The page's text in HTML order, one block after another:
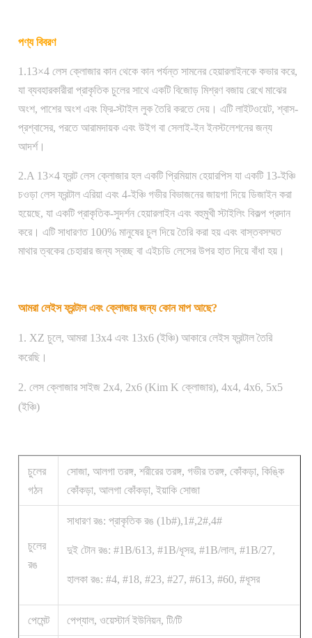
পণ্য বিবরণ
1.13×4 লেস ক্লোজার কান থেকে কান পর্যন্ত সামনের হেয়ারলাইনকে কভার করে,
যা ব্যবহারকারীরা প্রাকৃতিক চুলের সাথে একটি বিজোড় মিশ্রণ বজায় রেখে মাঝের
অংশ, পাশের অংশ এবং ফ্রি-স্টাইল লুক তৈরি করতে দেয়। এটি লাইটওয়েট, শ্বাস-
প্রশ্বাসের, পরতে আরামদায়ক এবং উইগ বা সেলাই-ইন ইনস্টলেশনের জন্য
আদর্শ।
2.A 13×4 ফ্রন্ট লেস ক্লোজার হল একটি প্রিমিয়াম হেয়ারপিস যা একটি 13-ইঞ্চি
চওড়া লেস ফ্রন্টাল এরিয়া এবং 4-ইঞ্চি গভীর বিভাজনের জায়গা দিয়ে ডিজাইন করা
হয়েছে, যা একটি প্রাকৃতিক-সুদর্শন হেয়ারলাইন এবং বহুমুখী স্টাইলিং বিকল্প প্রদান
করে। এটি সাধারণত 100% মানুষের চুল দিয়ে তৈরি করা হয় এবং বাস্তবসম্মত
মাথার ত্বকের চেহারার জন্য স্বচ্ছ বা এইচডি লেসের উপর হাত দিয়ে বাঁধা হয়।
আমরা লেইস ফ্রন্টাল এবং ক্লোজার জন্য কোন মাপ আছে?
1. XZ চুলে, আমরা 13x4 এবং 13x6 (ইঞ্চি) আকারে লেইস ফ্রন্টাল তৈরি
করেছি।
2. লেস ক্লোজার সাইজ 2x4, 2x6 (Kim K ক্লোজার), 4x4, 4x6, 5x5
(ইঞ্চি)
চুলের
গঠন
সোজা, আলগা তরঙ্গ, শরীরের তরঙ্গ, গভীর তরঙ্গ, কোঁকড়া, কিঙ্কি
কোঁকড়া, আলগা কোঁকড়া, ইয়াকি সোজা
চুলের
রঙ
সাধারণ রঙ: প্রাকৃতিক রঙ (1b#),1#,2#,4#
দুই টোন রঙ: #1B/613, #1B/ধূসর, #1B/লাল, #1B/27,
হালকা রঙ: #4, #18, #23, #27, #613, #60, #ধূসর
পেমেন্ট পেপ্যাল, ওয়েস্টার্ন ইউনিয়ন, টি/টি